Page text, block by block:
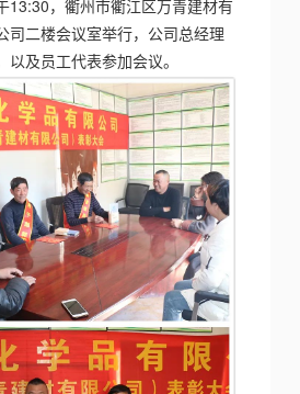
13:30，衢州市衢江区万青建材有
司二楼会议室举行，公司总经理
及员工代表参加会议。